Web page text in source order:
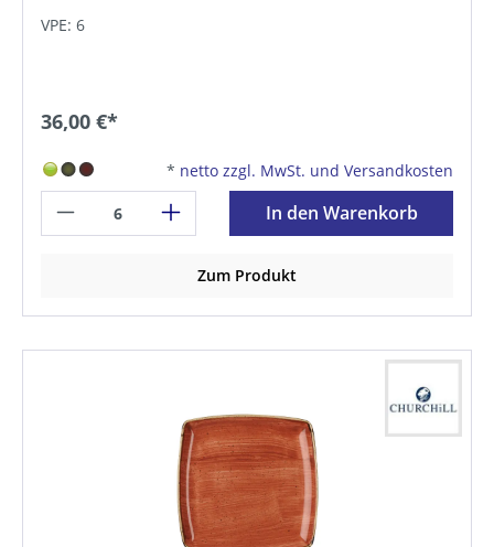
VPE: 6
36,00 €*
* netto zzgl. MwSt. und Versandkosten
In den Warenkorb
Zum Produkt